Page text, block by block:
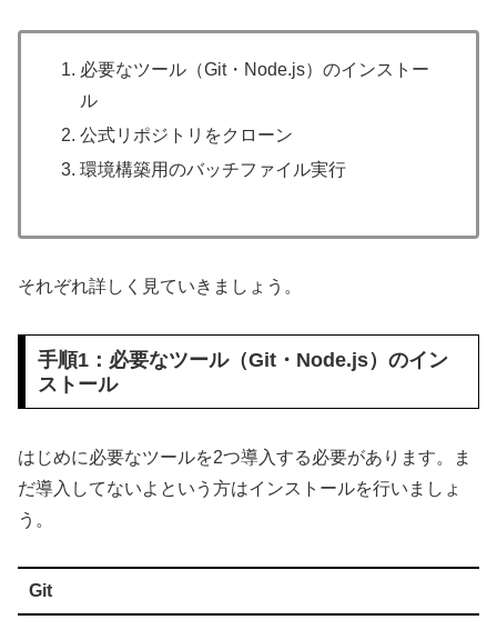
必要なツール（Git・Node.js）のインストー
ル
公式リポジトリをクローン
環境構築用のバッチファイル実行
それぞれ詳しく見ていきましょう。
手順1：必要なツール（Git・Node.js）のイン
ストール
はじめに必要なツールを2つ導入する必要があります。ま
だ導入してないよという方はインストールを行いましょ
う。
Git